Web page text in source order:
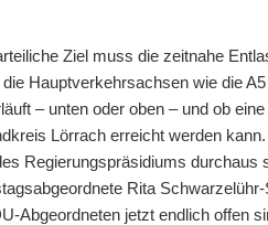
Ziel muss die zeitnahe
Hauptverkehrsachsen wie die
– unten oder oben – und ob
Lörrach erreicht werden
Regierungspräsidiums
Rita Schwarzelühr-
Abgeordneten jetzt endlich offen